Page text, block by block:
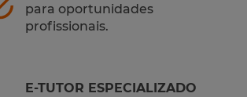
para oportunidades
profissionais.
E-TUTOR ESPECIALIZADO